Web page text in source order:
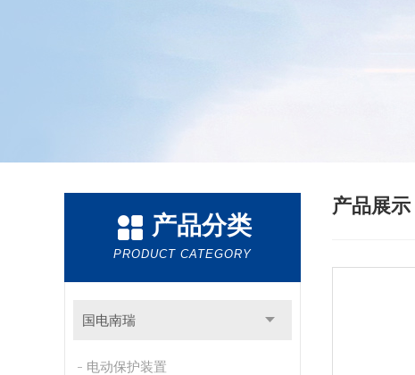
产品分类
PRODUCT CATEGORY
国电南瑞
电动保护装置
产品展示